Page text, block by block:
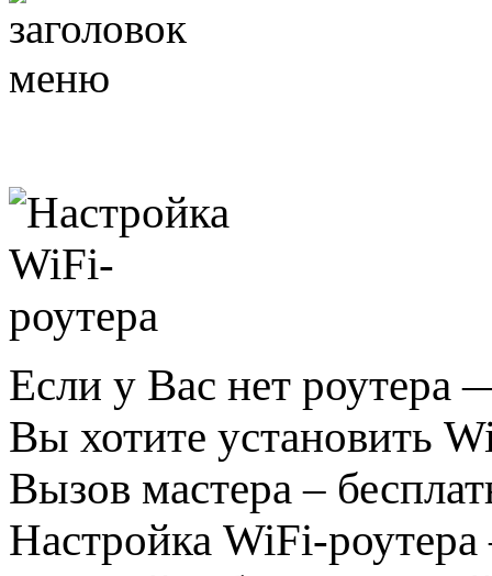
Если у Вас нет роутера
Вы хотите установить
Вызов мастера –
Настройка WiFi-